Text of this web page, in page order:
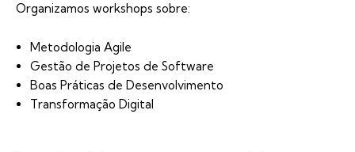
Organizamos workshops sobre:
Metodologia Agile
Gestão de Projetos de Software
Boas Práticas de Desenvolvimento
Transformação Digital